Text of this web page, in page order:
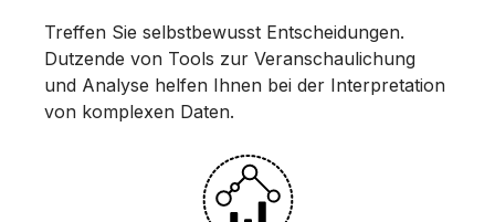
Treffen Sie selbstbewusst Entscheidungen.
Dutzende von Tools zur Veranschaulichung
und Analyse helfen Ihnen bei der Interpretation
von komplexen Daten.